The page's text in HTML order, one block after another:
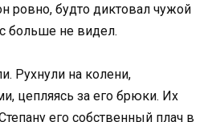
ровно, будто диктовал чужой
больше не видел.
Рухнули на колени,
цепляясь за его брюки. Их
его собственный плач в